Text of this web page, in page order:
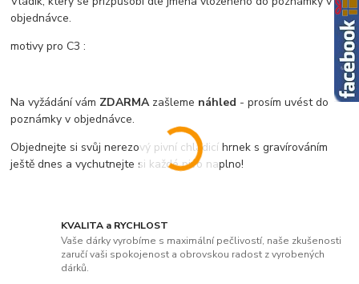
KVALITA a RYCHLOST
Vaše dárky vyrobíme s maximální pečlivostí, naše zkušenosti
zaručí vaši spokojenost a obrovskou radost z vyrobených
dárků.
objednávce.
motivy pro C3 :
Na vyžádání vám ZDARMA zašleme náhled - prosím uvést do
poznámky v objednávce.
Objednejte si svůj nerezový pivní chladicí hrnek s gravírováním
ještě dnes a vychutnejte si každé pivo naplno!